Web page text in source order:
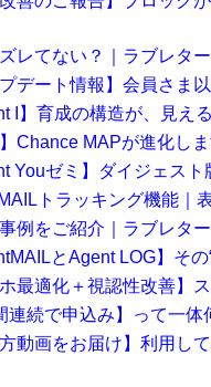
レてない？｜ラブレタ
プデート情報】会員さま
I】育成の構造が、見え
】Chance MAPが進化し
Youゼミ】ダイジェス
トラッキング機能｜
例をご紹介｜ラブレタ
とAgent LOG】そ
ホ最適化＋視認性改善】
連続で申込み】って一
方動画をお届け】利用し